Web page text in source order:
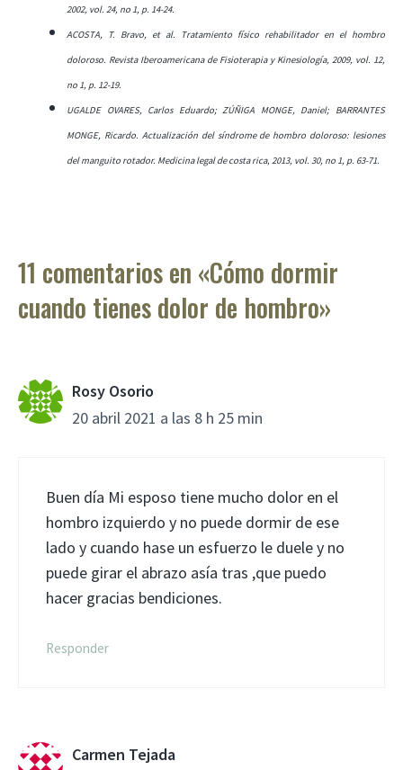
2002, vol. 24, no 1, p. 14-24.
ACOSTA, T. Bravo, et al. Tratamiento físico rehabilitador en el hombro
doloroso. Revista Iberoamericana de Fisioterapia y Kinesiología, 2009, vol. 12,
no 1, p. 12-19.
UGALDE OVARES, Carlos Eduardo; ZÚÑIGA MONGE, Daniel; BARRANTES
MONGE, Ricardo. Actualización del síndrome de hombro doloroso: lesiones
del manguito rotador. Medicina legal de costa rica, 2013, vol. 30, no 1, p. 63-71.
11 comentarios en «Cómo dormir
cuando tienes dolor de hombro»
Rosy Osorio
20 abril 2021 a las 8 h 25 min
Buen día Mi esposo tiene mucho dolor en el
hombro izquierdo y no puede dormir de ese
lado y cuando hase un esfuerzo le duele y no
puede girar el abrazo asía tras ,que puedo
hacer gracias bendiciones.
Responder
Carmen Tejada